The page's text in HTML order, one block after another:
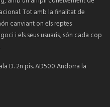
Tot amb la finalitat de
canviant on els reptes
i els seus usuaris, són cada cop
D. 2n pis. AD500 Andorra la